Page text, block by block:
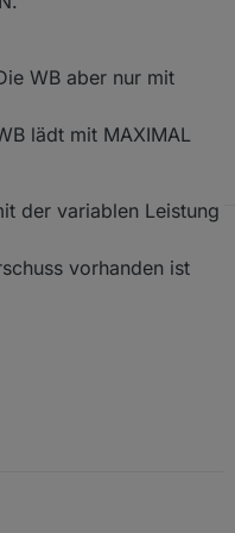
WB aber nur mit
lädt mit MAXIMAL
der variablen Leistung
vorhanden ist